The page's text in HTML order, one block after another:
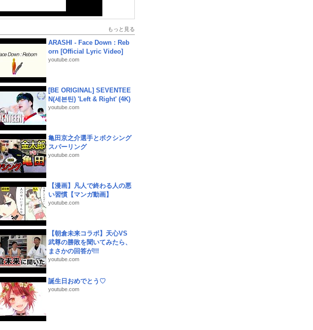
もっと見る
ARASHI - Face Down : Reb
orn [Official Lyric Video]
youtube.com
[BE ORIGINAL] SEVENTEE
N(세븐틴) 'Left & Right' (4K)
youtube.com
亀田京之介選手とボクシング
スパーリング
youtube.com
【漫画】凡人で終わる人の悪
い習慣【マンガ動画】
youtube.com
【朝倉未来コラボ】天心VS
武尊の勝敗を聞いてみたら、
まさかの回答が!!!
youtube.com
誕生日おめでとう♡
youtube.com